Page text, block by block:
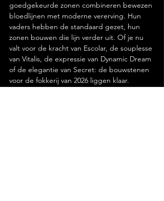
goedgekeurde zonen combineren bewezen
bloedlijnen met moderne vererving. Hun
vaders hebben de standaard gezet, hun
zonen bouwen die lijn verder uit. Of je nu
valt voor de kracht van Escolar, de souplesse
van Vitalis, de expressie van Dynamic Dream
of de elegantie van Secret: de bouwstenen
voor de fokkerij van 2026 liggen klaar.